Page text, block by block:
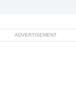
ADVERTISEMENT